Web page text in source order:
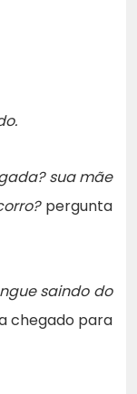
sua mãe
pergunta
saindo do
chegado para